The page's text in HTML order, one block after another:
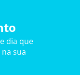
dia que
sua